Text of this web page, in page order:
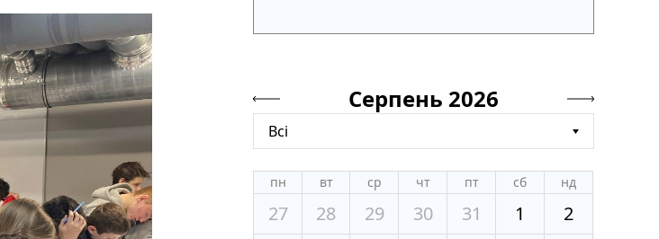
Всі
Серпень 2026
пн вт ср чт пт сб нд
27 28 29 30 31 1
2